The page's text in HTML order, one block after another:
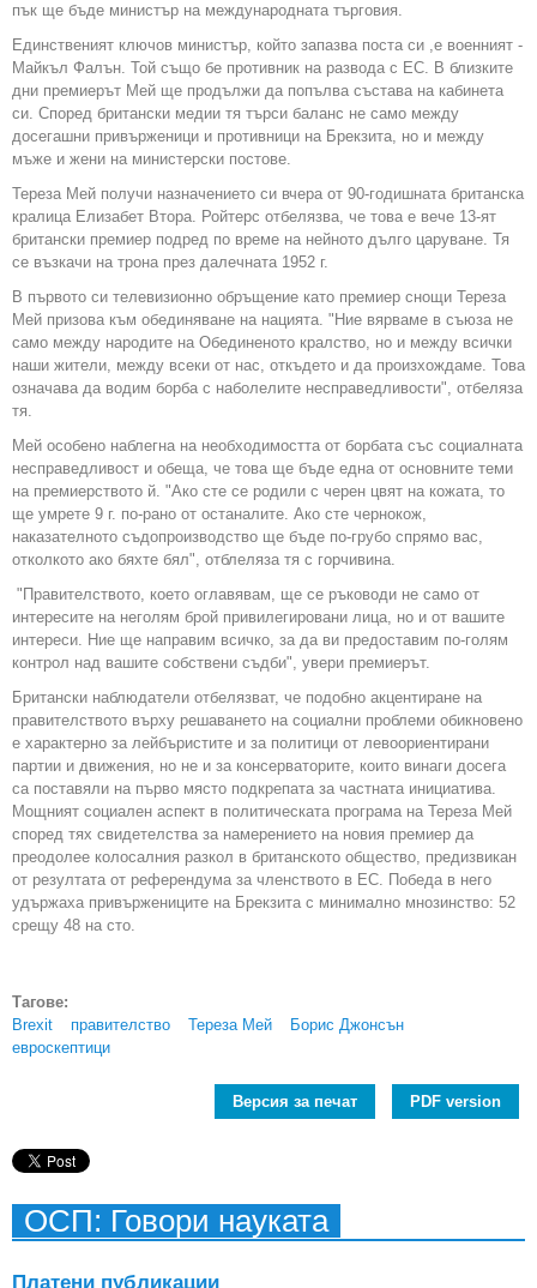
пък ще бъде министър на международната търговия.
Единственият ключов министър, който запазва поста си ,е военният -
Майкъл Фалън. Той също бе противник на развода с ЕС. В близките
дни премиерът Мей ще продължи да попълва състава на кабинета
си. Според британски медии тя търси баланс не само между
досегашни привърженици и противници на Брекзита, но и между
мъже и жени на министерски постове.
Тереза Мей получи назначението си вчера от 90-годишната британска
кралица Елизабет Втора. Ройтерс отбелязва, че това е вече 13-ят
британски премиер подред по време на нейното дълго царуване. Тя
се възкачи на трона през далечната 1952 г.
В първото си телевизионно обръщение като премиер снощи Тереза
Мей призова към обединяване на нацията. "Ние вярваме в съюза не
само между народите на Обединеното кралство, но и между всички
наши жители, между всеки от нас, откъдето и да произхождаме. Това
означава да водим борба с наболелите несправедливости", отбеляза
тя.
Мей особено наблегна на необходимостта от борбата със социалната
несправедливост и обеща, че това ще бъде една от основните теми
на премиерството й. "Ако сте се родили с черен цвят на кожата, то
ще умрете 9 г. по-рано от останалите. Ако сте чернокож,
наказателното съдопроизводство ще бъде по-грубо спрямо вас,
отколкото ако бяхте бял", отблеляза тя с горчивина.
"Правителството, което оглавявам, ще се ръководи не само от
интересите на неголям брой привилегировани лица, но и от вашите
интереси. Ние ще направим всичко, за да ви предоставим по-голям
контрол над вашите собствени съдби", увери премиерът.
Британски наблюдатели отбелязват, че подобно акцентиране на
правителството върху решаването на социални проблеми обикновено
е характерно за лейбъристите и за политици от левоориентирани
партии и движения, но не и за консерваторите, които винаги досега
са поставяли на първо място подкрепата за частната инициатива.
Мощният социален аспект в политическата програма на Тереза Мей
според тях свидетелства за намерението на новия премиер да
преодолее колосалния разкол в британското общество, предизвикан
от резултата от референдума за членството в ЕС. Победа в него
удържаха привържениците на Брекзита с минимално мнозинство: 52
срещу 48 на сто.
Тагове:
Brexit
правителство Тереза Мей
Борис Джонсън
евроскептици
Версия за печат PDF version
ОСП: Говори науката
Платени публикации